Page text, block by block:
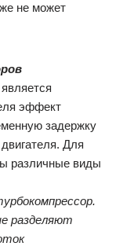
не может
эффект
задержку
Для
различные виды
разделяют